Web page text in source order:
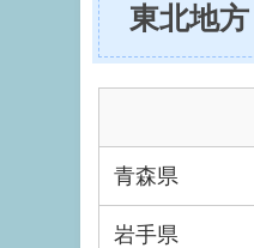
東北地
青森県
岩手県